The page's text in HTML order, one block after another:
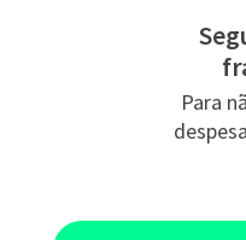
Para